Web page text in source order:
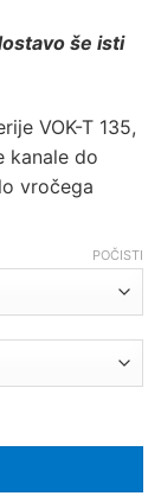
še isti
VOK-T 135,
kanale do
vročega
POČISTI